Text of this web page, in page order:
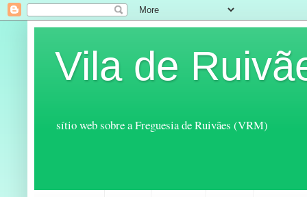
Vila de
sítio web sobre a Freguesia de Ruivães (VRM)